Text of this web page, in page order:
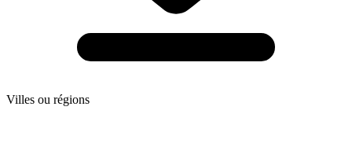
Villes ou régions